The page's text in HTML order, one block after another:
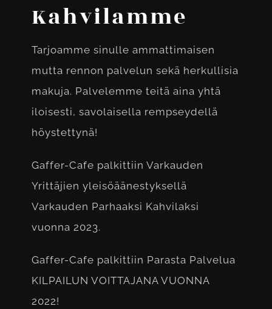
Kahvilamme
Tarjoamme sinulle ammattimaisen
mutta rennon palvelun sekä herkullisia
makuja. Palvelemme teitä aina yhtä
iloisesti, savolaisella rempseydellä
höystettynä!
Gaffer-Cafe palkittiin Varkauden
Yrittäjien yleisöäänestyksellä
Varkauden Parhaaksi Kahvilaksi
vuonna 2023.
Gaffer-Cafe palkittiin Parasta Palvelua
KILPAILUN VOITTAJANA VUONNA
2022!